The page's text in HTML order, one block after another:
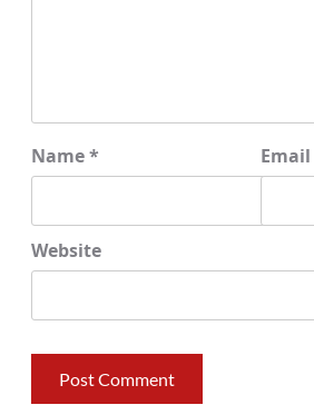
Name* Email
Website